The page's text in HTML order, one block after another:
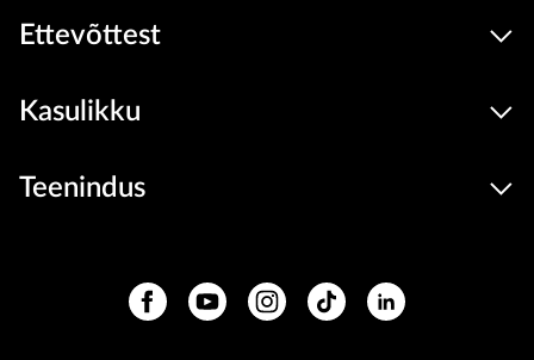
Ettevõttest
Kasulikku
Teenindus